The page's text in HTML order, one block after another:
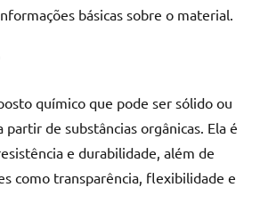
básicas sobre o material.
químico que pode ser sólido ou
de substâncias orgânicas. Ela é
e durabilidade, além de
como transparência, flexibilidade e